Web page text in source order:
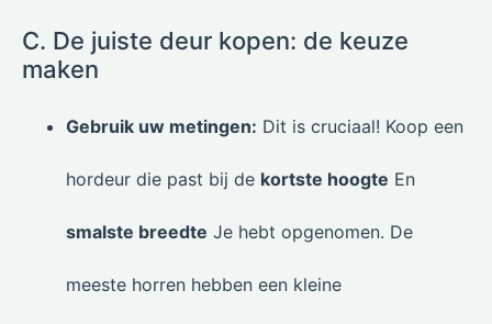
C. De juiste deur kopen: de keuze
maken
Gebruik uw metingen: Dit is cruciaal! Koop een
hordeur die past bij de kortste hoogte En
smalste breedte Je hebt opgenomen. De
meeste horren hebben een kleine